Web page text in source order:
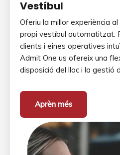
Vestíbul
Oferiu la millor experiència
propi vestíbul automatitzat.
clients i eines operatives
Admit One us ofereix una
disposició del lloc i la gestió
Aprèn més